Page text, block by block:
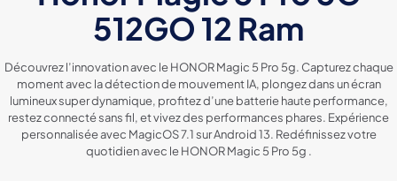
512GO 12 Ram
Découvrez l’innovation avec le HONOR Magic 5 Pro 5g. Capturez chaque
moment avec la détection de mouvement IA, plongez dans un écran
lumineux super dynamique, profitez d’une batterie haute performance,
restez connecté sans fil, et vivez des performances phares. Expérience
personnalisée avec MagicOS 7.1 sur Android 13. Redéfinissez votre
quotidien avec le HONOR Magic 5 Pro 5g .